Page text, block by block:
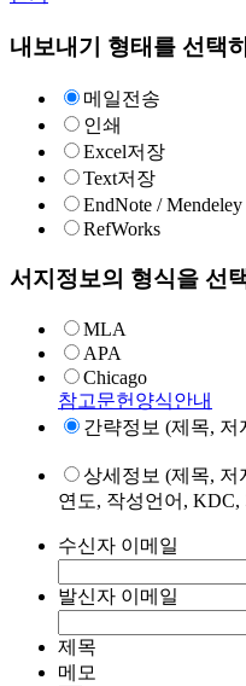
내보내기 형태를 선택
메일전송
인쇄
Excel저장
Text저장
EndNote / Mendeley
RefWorks
서지정보의 형식을 선
MLA
APA
Chicago
참고문헌양식안내
간략정보 (제목, 저
상세정보 (제목, 저
연도, 작성언어,
수신자 이메일
발신자 이메일
제목
메모